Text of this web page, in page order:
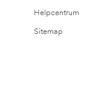
Helpcentrum
Sitemap